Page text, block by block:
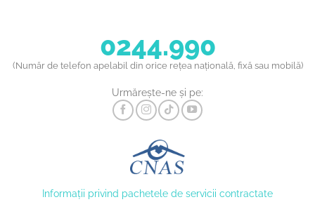
0244.990
(Număr de telefon apelabil din orice rețea națională, fixă sau mobilă)
Urmărește-ne și pe:
Informaţii privind pachetele de servicii contractate